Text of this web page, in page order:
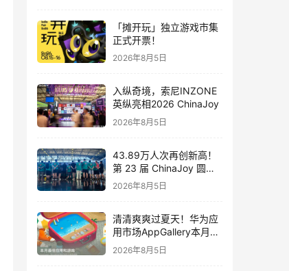
「摊开玩」独立游戏市集
正式开票！
2026年8月5日
入纵奇境，索尼INZONE
英纵亮相2026 ChinaJoy
2026年8月5日
43.89万人次再创新高！
第 23 届 ChinaJoy 圆满
落幕：感谢有你，共赴这
2026年8月5日
清清爽爽过夏天！华为应
用市场AppGallery本月最
佳上新，款款提升幸福感
2026年8月5日